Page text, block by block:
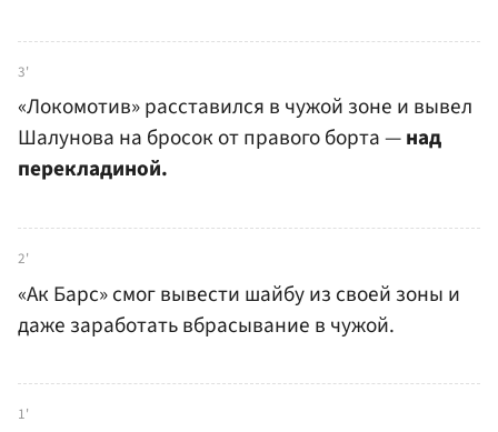
3'
«Локомотив» расставился в чужой зоне и вывел
Шалунова на бросок от правого борта —над
перекладиной.
2'
«Ак Барс» смог вывести шайбу из своей зоны и
даже заработать вбрасывание в чужой.
1'